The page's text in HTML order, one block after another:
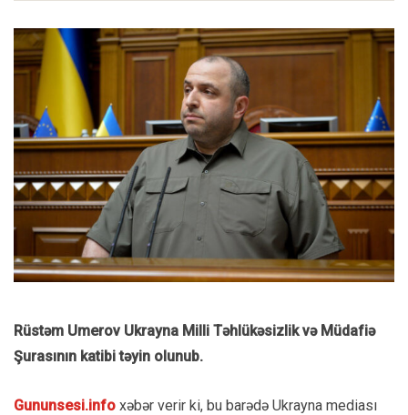
Rüstəm Umerov Ukrayna Milli Təhlükəsizlik və Müdafiə
Şurasının katibi təyin olunub.
Gununsesi.info xəbər verir ki, bu barədə Ukrayna mediası